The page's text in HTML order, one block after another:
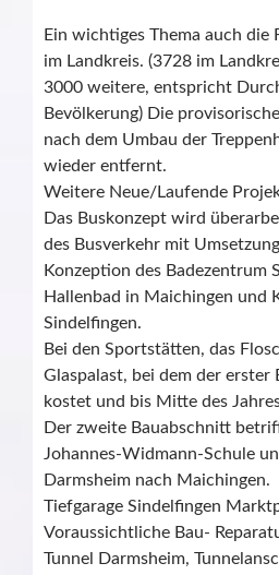
Ein wichtiges Thema auch
im Landkreis. (3728 im
3000 weitere, entspricht
Bevölkerung) Die
nach dem Umbau der
wieder entfernt.
Weitere Neue/Laufende
Das Buskonzept wird
des Busverkehr mit
Konzeption des Badezentrum
Hallenbad in Maichingen und
Sindelfingen.
Bei den Sportstätten, das
Glaspalast, bei dem der
kostet und bis Mitte des
Der zweite Bauabschnitt
Johannes-Widmann-Schule
Darmsheim nach Maichingen.
Tiefgarage Sindelfingen
Voraussichtliche Bau-
Tunnel Darmsheim,